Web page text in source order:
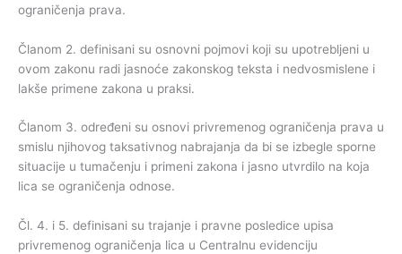
ograničenja prava.
Članom 2. definisani su osnovni pojmovi koji su upotrebljeni u
ovom zakonu radi jasnoće zakonskog teksta i nedvosmislene i
lakše primene zakona u praksi.
Članom 3. određeni su osnovi privremenog ograničenja prava u
smislu njihovog taksativnog nabrajanja da bi se izbegle sporne
situacije u tumačenju i primeni zakona i jasno utvrdilo na koja
lica se ograničenja odnose.
Čl. 4. i 5. definisani su trajanje i pravne posledice upisa
privremenog ograničenja lica u Centralnu evidenciju